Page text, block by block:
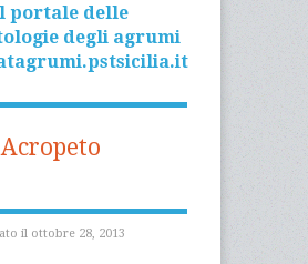
portale delle
degli agrumi
Acropeto
il ottobre 28, 2013